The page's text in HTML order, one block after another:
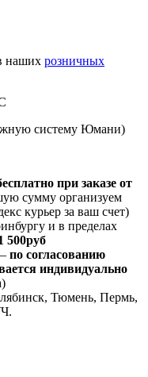
наших розничных
систему Юмани)
при заказе от
сумму организуем
курьер за ваш счет)
и в пределах
500руб
по согласованию
индивидуально
Тюмень, Пермь,